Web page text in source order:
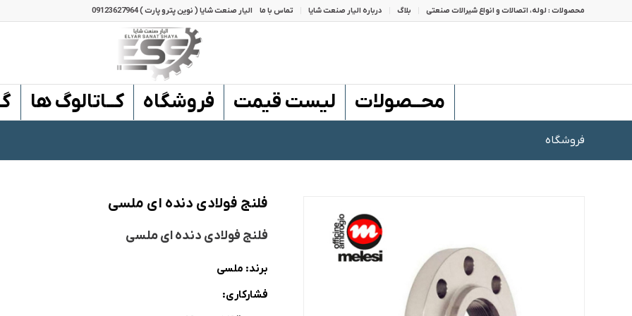
محصولات : لوله، اتصالات و انواع شیرالات صنعتی بلاگ درباره الیار صنعت شایا تماس با ما الیار صنعت شایا ( نوین پترو پارت ) 09123627964
محــصولات لیست قیمت فروشگاه کــاتالوگ ها
فروشگاه
فلنج فولادی دنده ای ملسی
فلنج فولادی دنده ای ملسی
برند: ملسی
فشارکاری: